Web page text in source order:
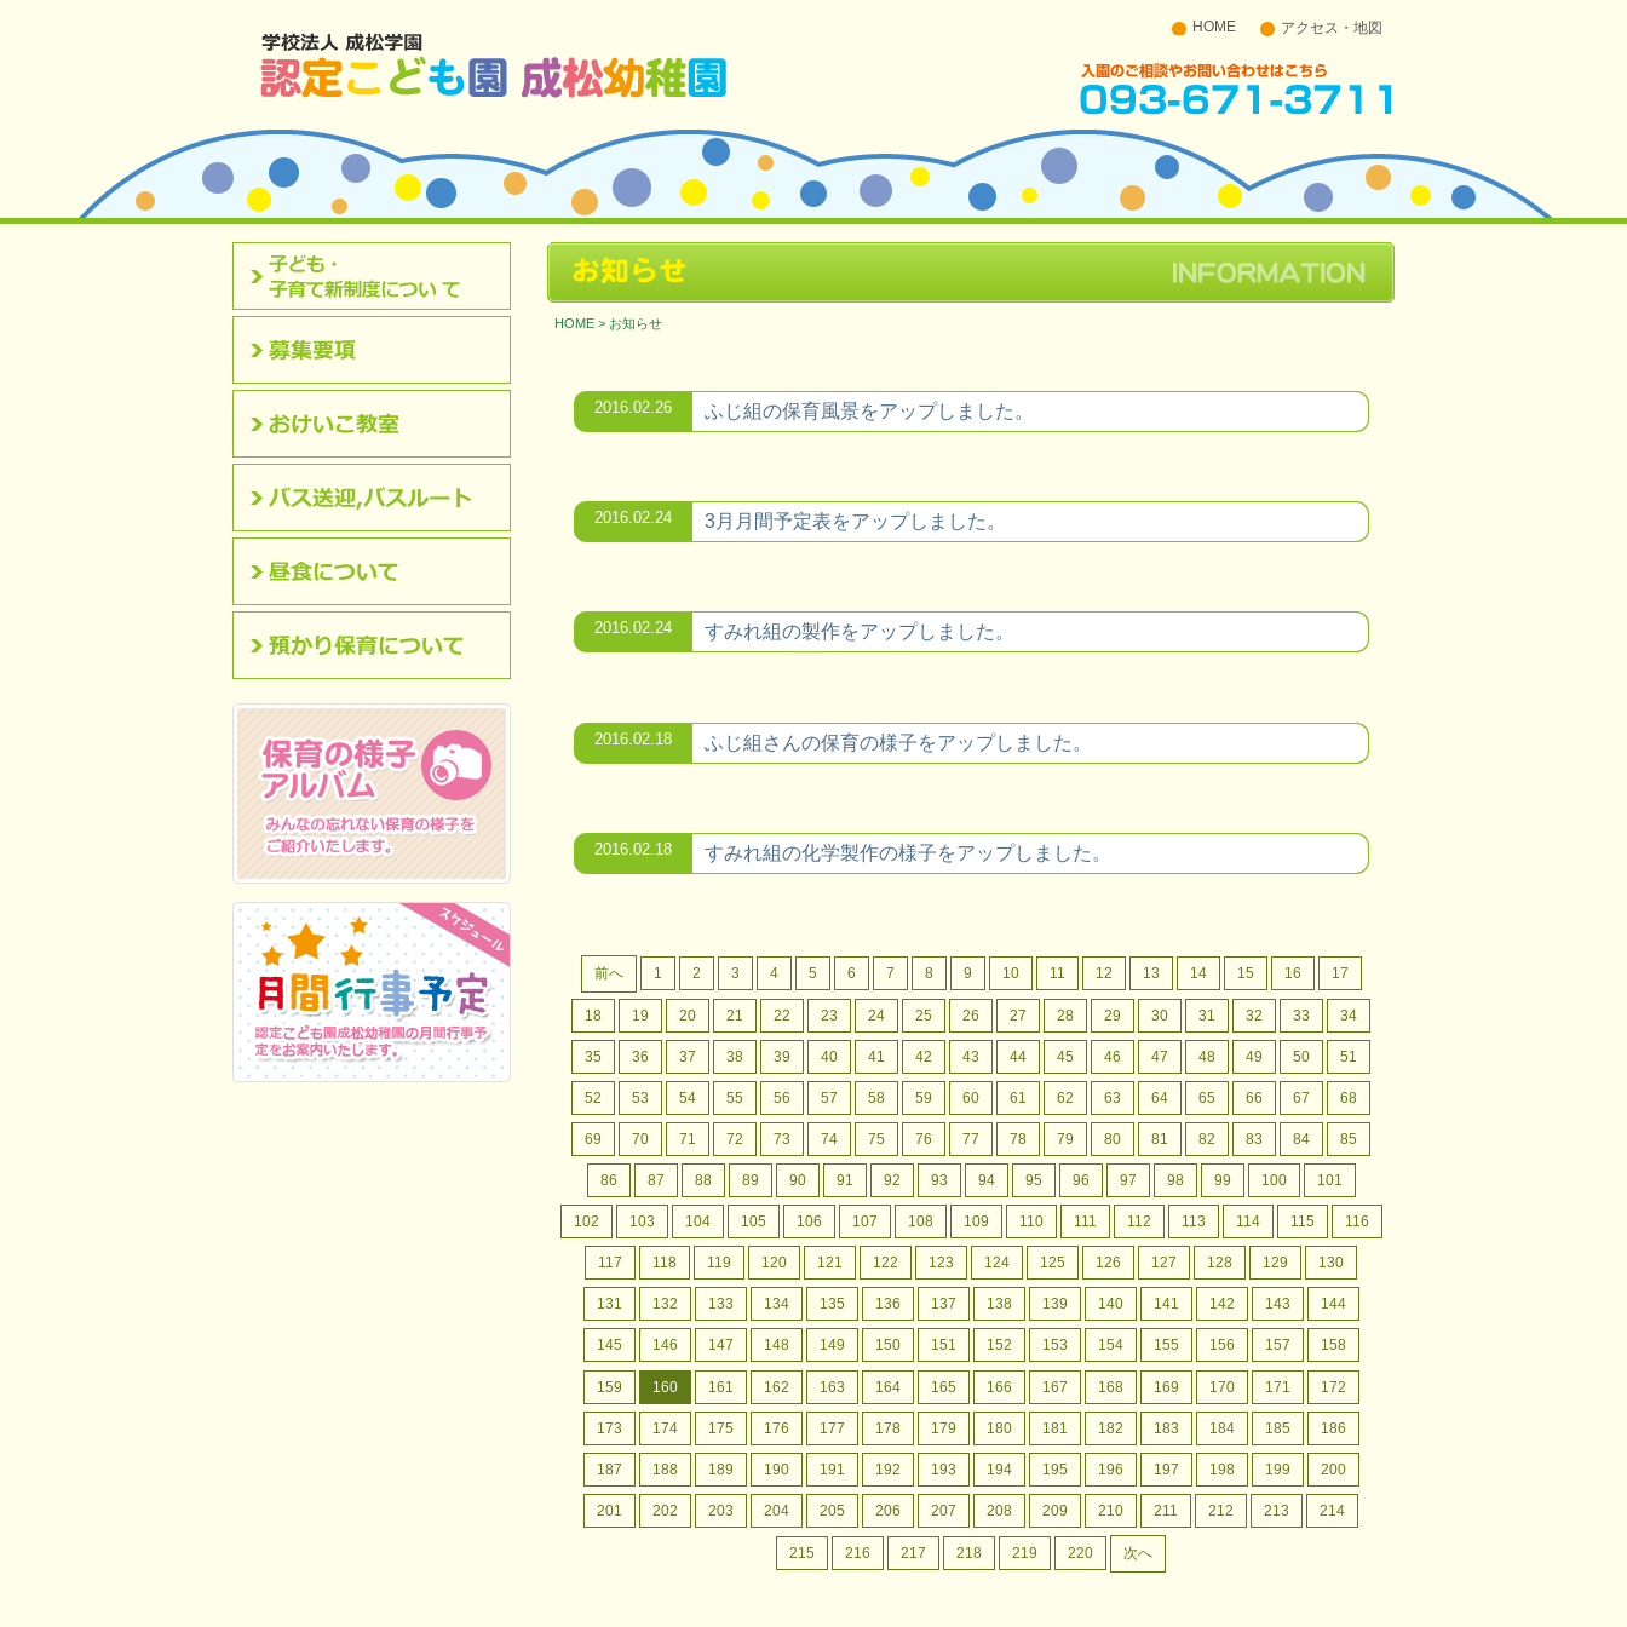
HOME アクセス・地図
入園のご相談やお問い合わせはこちら 093-671-
HOME> お知らせ
2016.02.26 ふじ組の保育風景をアップしました。
2016.02.24 3月月間予定表をアップしました。
2016.02.24 すみれ組の製作をアップしました。
2016.02.18 ふじ組さんの保育の様子をアップしました。
2016.02.18 すみれ組の化学製作の様子をアップしました。
前へ 1 2 3 4 5 6 7 8 9 10 11 12 13 14 15 16 17
18 19 20 21 22 23 24 25 26 27 28 29 30 31 32 33 34
35 36 37 38 39 40 41 42 43 44 45 46 47 48 49 50 51
52 53 54 55 56 57 58 59 60 61 62 63 64 65 66 67 68
69 70 71 72 73 74 75 76 77 78 79 80 81 82 83 84 85
86 87 88 89 90 91 92 93 94 95 96 97 98 99 100 101
102 103 104 105 106 107 108 109 110 111 112 113 114 115 116
117 118 119 120 121 122 123 124 125 126 127 128 129 130
131 132 133 134 135 136 137 138 139 140 141 142 143 144
145 146 147 148 149 150 151 152 153 154 155 156 157 158
159 160 161 162 163 164 165 166 167 168 169 170 171 172
173 174 175 176 177 178 179 180 181 182 183 184 185 186
187 188 189 190 191 192 193 194 195 196 197 198 199 200
201 202 203 204 205 206 207 208 209 210 211 212 213 214
215 216 217 218 219 220 次へ
認定こども園について
募集要項
おけいこ教室
バス送迎,バスルート
昼食について
育の様子をご紹介いたします。